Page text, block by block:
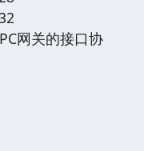
网关的接口协